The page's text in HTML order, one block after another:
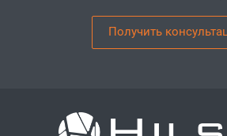
Получить